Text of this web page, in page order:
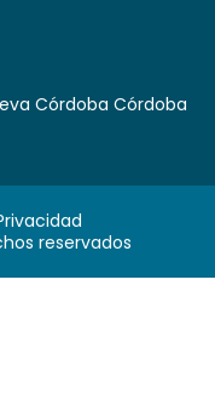
Córdoba Córdoba
reservados